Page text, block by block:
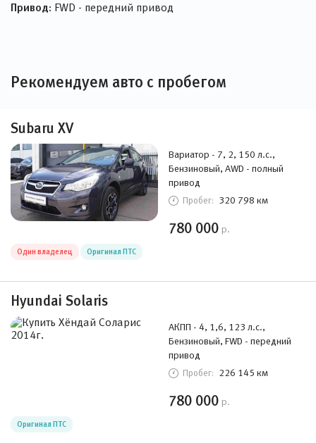
Привод: FWD - передний привод
Рекомендуем авто с пробегом
Subaru XV
Вариатор - 7, 2, 150 л.с.,
Бензиновый, AWD - полный
привод
Пробег: 320 798 км
780 000 р.
Один владелец Оригинал ПТС
Hyundai Solaris
АКПП - 4, 1,6, 123 л.с.,
Бензиновый, FWD - передний
привод
Пробег: 226 145 км
780 000 р.
Оригинал ПТС